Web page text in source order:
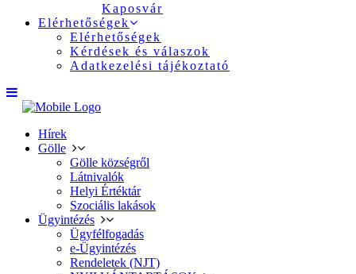
Kaposvár
Elérhetőségek
Elérhetőségek
Kérdések és válaszok
Adatkezelési tájékoztató
Hírek
Gölle
Gölle községről
Látnivalók
Helyi Értéktár
Szociális lakások
Ügyintézés
Ügyfélfogadás
e-Ügyintézés
Rendeletek (NJT)